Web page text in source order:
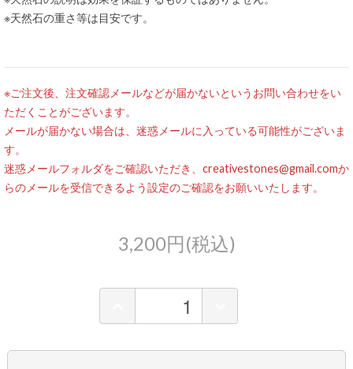
※天然石の重さ等は目安です。
※ご注文後、注文確認メールなどが届かないというお問い合わせをい
ただくことがございます。
メールが届かない場合は、迷惑メールに入っている可能性がございま
す。
迷惑メールフォルダをご確認いただき、creativestones@gmail.comか
らのメールを受信できるよう設定のご確認をお願いいたします。
3,200円(税込)